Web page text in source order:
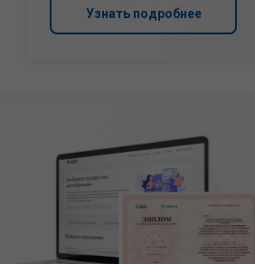
Узнать подробнее